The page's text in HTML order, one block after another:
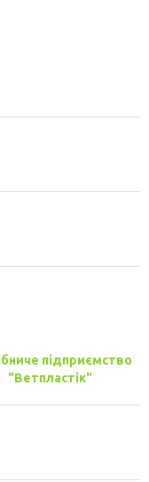
підприємство
"Ветпластік"